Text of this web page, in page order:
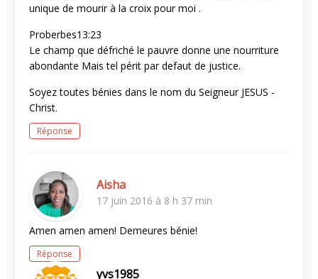
unique de mourir à la croix pour moi .
Proberbes13:23
Le champ que défriché le pauvre donne une nourriture
abondante Mais tel périt par defaut de justice.
Soyez toutes bénies dans le nom du Seigneur JESUS -
Christ.
Réponse
Aisha
17 juin 2016 à 8 h 37 min
Amen amen amen! Demeures bénie!
Réponse
yvs1985